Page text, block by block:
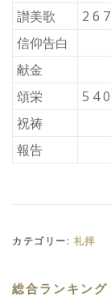
讃美歌
2 6 7
信仰告白
献金
頌栄
5 4 0
祝祷
報告
カテゴリー: 礼拝
総合ランキング